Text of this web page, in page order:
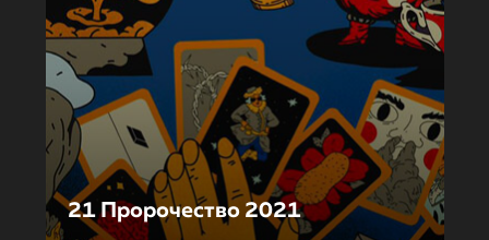
21 Пророчество 2021